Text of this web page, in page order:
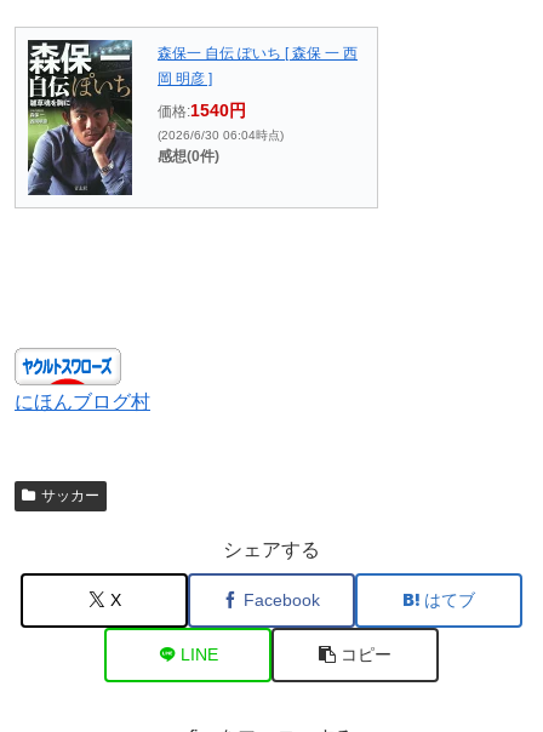
森保一 自伝 ぽいち [ 森保 一 西
岡 明彦 ]
価格:1540円
(2026/6/30 06:04時点)
感想(0件)
にほんブログ村
サッカー
シェアする
X Facebook はてブ
LINE コピー